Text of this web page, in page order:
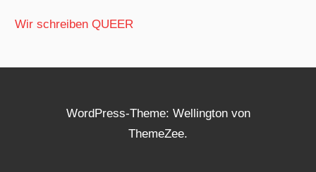
Wir schreiben QUEER
WordPress-Theme: Wellington von
ThemeZee.